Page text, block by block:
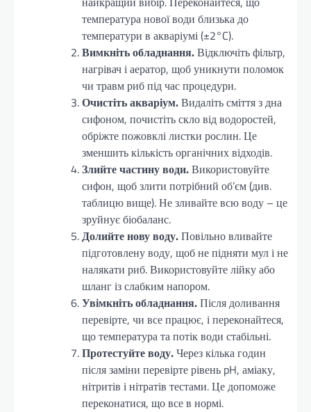
температура нової води близька до
температури в акваріумі (±2°C).
Вимкніть обладнання.Відключіть фільтр,
нагрівач і аератор, щоб уникнути поломок
чи травм риб під час процедури.
Очистіть акваріум.Видаліть сміття з дна
сифоном, почистіть скло від водоростей,
обріжте пожовклі листки рослин. Це
зменшить кількість органічних відходів.
Злийте частину води.Використовуйте
сифон, щоб злити потрібний об’єм (див.
таблицю вище). Не зливайте всю воду – це
зруйнує біобаланс.
Долийте нову воду.Повільно вливайте
підготовлену воду, щоб не підняти мул і не
налякати риб. Використовуйте лійку або
шланг із слабким напором.
Увімкніть обладнання.Після доливання
перевірте, чи все працює, і переконайтеся,
що температура та потік води стабільні.
Протестуйте воду.Через кілька годин
після заміни перевірте рівень pH, аміаку,
нітритів і нітратів тестами. Це допоможе
переконатися, що все в нормі.